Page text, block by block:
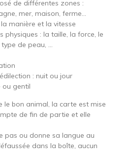
de différentes zones :
mer, maison, ferme…
manière et la vitesse
physiques : la taille, la force, le
de peau, …
: nuit ou jour
ou gentil
le bon animal, la carte est mise
de fin de partie et elle
pas ou donne sa langue au
dans la boîte, aucun